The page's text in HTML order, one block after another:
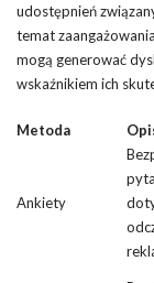
udostępnień
temat
mogą generować
wskaźnikiem ich
Metoda
Ankiety